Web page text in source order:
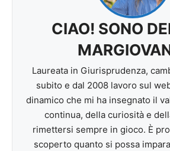
CIAO! SONO
Laureata in Giurisprudenza,
subito e dal 2008 lavoro sul
dinamico che mi ha insegnato il
continua, della curiosità e
rimettersi sempre in gioco. È
scoperto quanto si possa